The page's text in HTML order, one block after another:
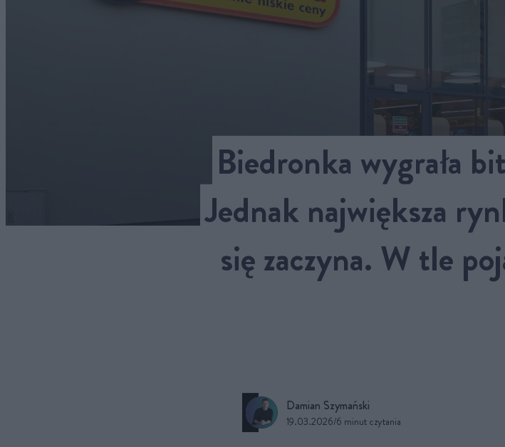
Biedronka wygrała
Jednak największa
się zaczyna. W tle
Damian Szymański
19.03.2026/6 minut czytania